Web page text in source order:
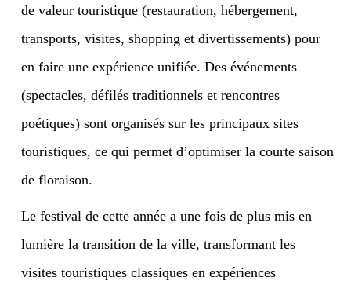
de valeur touristique (restauration, hébergement,
transports, visites, shopping et divertissements) pour
en faire une expérience unifiée. Des événements
(spectacles, défilés traditionnels et rencontres
poétiques) sont organisés sur les principaux sites
touristiques, ce qui permet d’optimiser la courte saison
de floraison.
Le festival de cette année a une fois de plus mis en
lumière la transition de la ville, transformant les
visites touristiques classiques en expériences